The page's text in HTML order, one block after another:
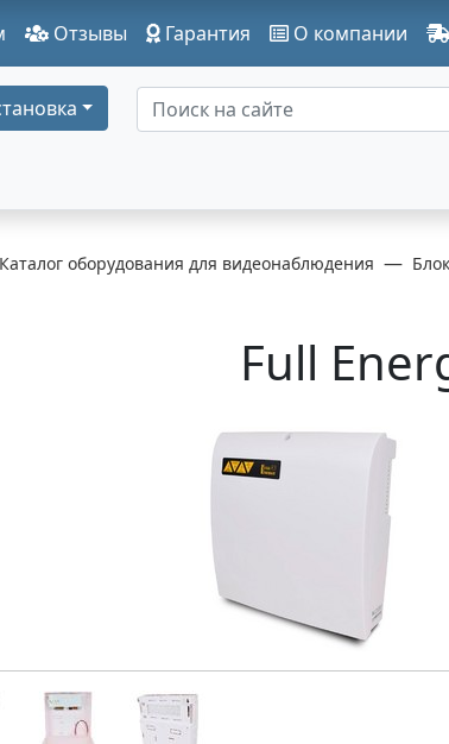
Отзывы Гарантия О компании
Каталог оборудования для видеонаблюдения
Full